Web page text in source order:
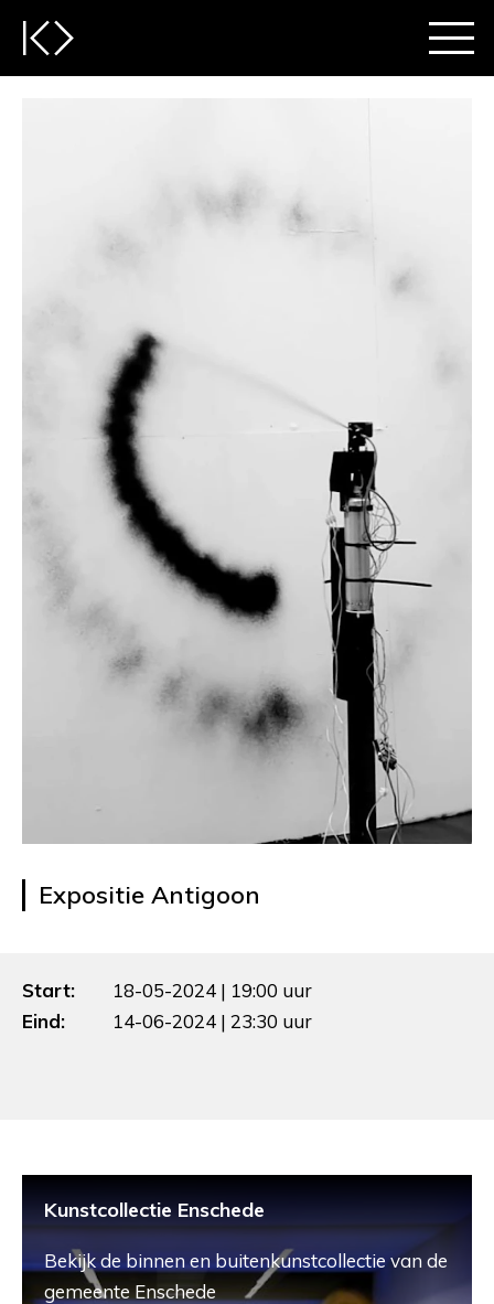
Expositie Antigoon
Start:
18-05-2024 | 19:00 uur
Eind:
14-06-2024 | 23:30 uur
Kunstcollectie Enschede
Bekijk de binnen en buitenkunstcollectie van de
gemeente Enschede